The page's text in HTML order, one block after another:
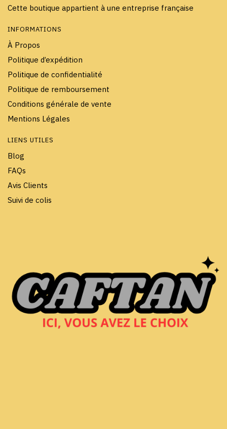
Cette boutique appartient à une entreprise française
INFORMATIONS
À Propos
Politique d’expédition
Politique de confidentialité
Politique de remboursement
Conditions générale de vente
Mentions Légales
LIENS UTILES
Blog
FAQs
Avis Clients
Suivi de colis